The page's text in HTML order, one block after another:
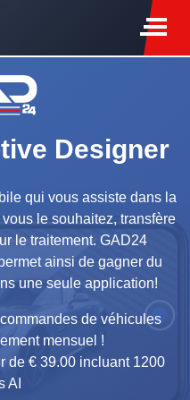
Designer
qui vous assiste dans la
le souhaitez, transfère
le traitement. GAD24
ainsi de gagner du
une seule application!
de véhicules
mensuel !
de € 39.00 incluant 1200
AI